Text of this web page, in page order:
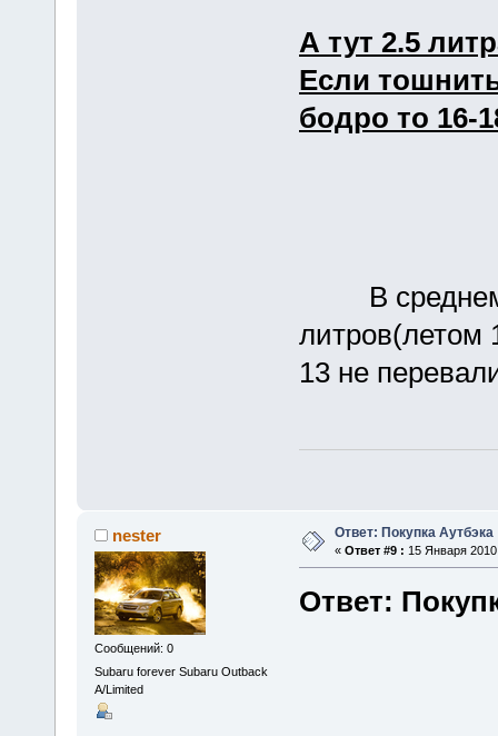
А тут 2.5
Если
бодро то 16-
В среднем
13 не
nester
Сообщений: 0
Subaru forever Subaru Outback
A/Limited
Ответ: Покупка Аутбэка
« Ответ #9 : 15 Января
Ответ: